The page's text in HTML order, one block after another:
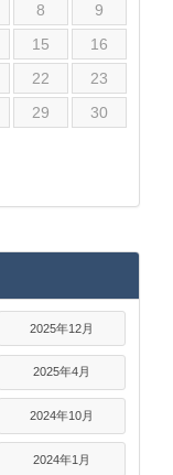
8
9
15
16
22
23
29
30
2025年12月
2025年4月
2024年10月
2024年1月